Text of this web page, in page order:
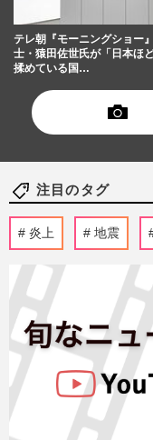
テレ朝『モーニングショー
士・猿田佐世氏が「日本ほ
揉めている国…
注目のタグ
炎上 地震